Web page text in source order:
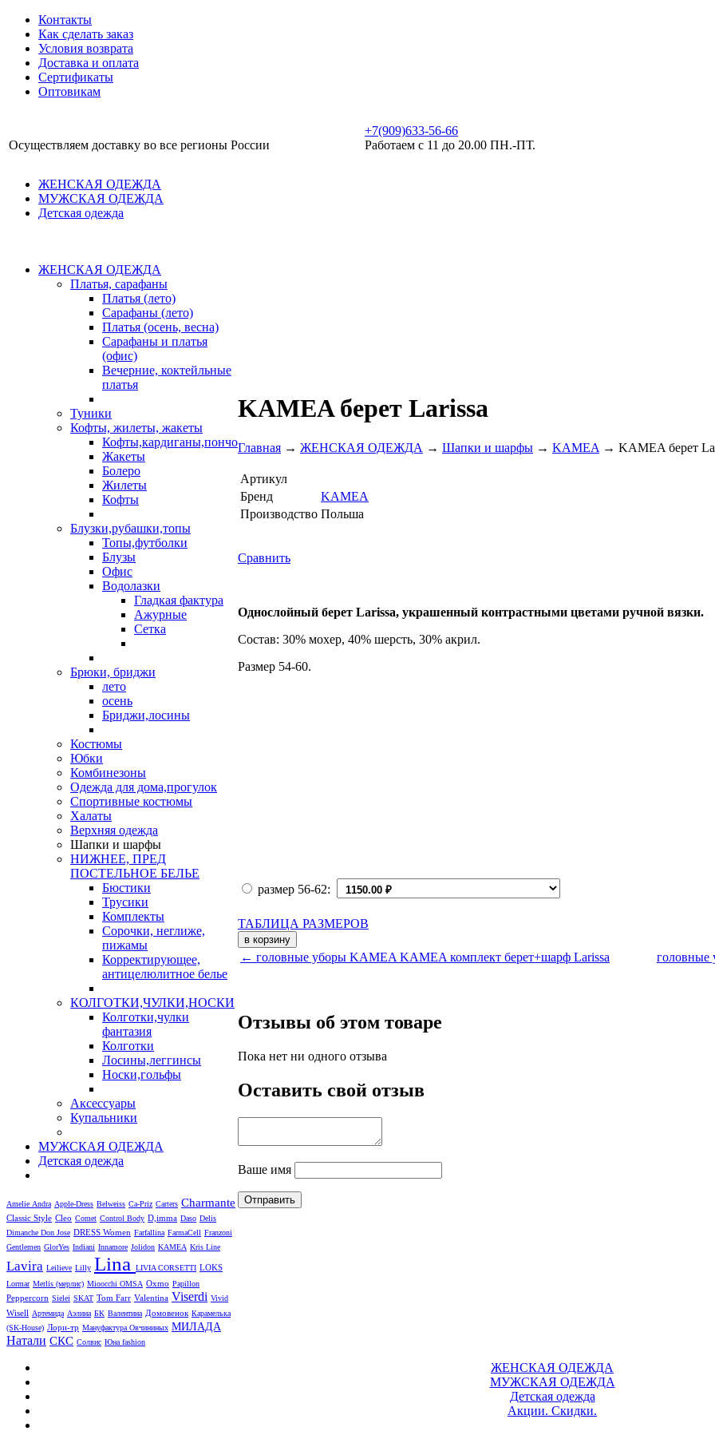
Контакты
Как сделать заказ
Условия возврата
Доставка и оплата
Сертификаты
Оптовикам
Осуществляем доставку во все регионы России
+7(909)633-56-66
Работаем с 11 до 20.00 ПН.-ПТ.
ЖЕНСКАЯ ОДЕЖДА
МУЖСКАЯ ОДЕЖДА
Детская одежда
ЖЕНСКАЯ ОДЕЖДА
Платья, сарафаны
Платья (лето)
Сарафаны (лето)
Платья (осень, весна)
Сарафаны и платья
(офис)
Вечерние, коктейльные
платья
Туники
Кофты, жилеты, жакеты
Кофты,кардиганы,пончо
Жакеты
Болеро
Жилеты
Кофты
Блузки,рубашки,топы
Топы,футболки
Блузы
Офис
Водолазки
Гладкая фактура
Ажурные
Сетка
Брюки, бриджи
лето
осень
Бриджи,лосины
Костюмы
Юбки
Комбинезоны
Одежда для дома,прогулок
Спортивные костюмы
Халаты
Верхняя одежда
Шапки и шарфы
НИЖНЕЕ, ПРЕД
ПОСТЕЛЬНОЕ БЕЛЬЕ
Бюстики
Трусики
Комплекты
Сорочки, неглиже,
пижамы
Корректирующее,
антицелюлитное белье
КОЛГОТКИ,ЧУЛКИ,НОСКИ
Колготки,чулки
фантазия
Колготки
Лосины,леггинсы
Носки,гольфы
Аксессуары
Купальники
МУЖСКАЯ ОДЕЖДА
Детская одежда
Amelie Andra Apple-Dress Belweiss Ca-Priz Carters Charmante
Classic Style Cleo Comet Control Body D,imma Daso Delis
Dimanche Don Jose DRESS Women Farfallina FarmaCell Franzoni
Gentlemen GlorYes Indiani Innamore Jolidon KAMEA Kris Line
Lavira Leilieve Lilly Lina LIVIA CORSETTI LOKS
Lormar Merlis (мерлис) Mioocchi OMSA Oxmo Papillon
Peppercorn Sielei SKAT Tom Farr Valentina Viserdi Vivid
Wisell Артемида Аэлина БК Валентина Домовенок Карамелька
(SK-House) Лори-тр Мануфактура Овчининых МИЛАДА
Натали СКС Солвис Юна fashion
KAMEA берет Larissa
Главная → ЖЕНСКАЯ ОДЕЖДА → Шапки и шарфы → KAMEA → KAMEA берет
Артикул
Бренд
KAMEA
Производство Польша
Сравнить
Однослойный берет Larissa, украшенный контрастными цветами ручной вязки.
Состав: 30% мохер, 40% шерсть, 30% акрил.
Размер 54-60.
размер 56-62:
ТАБЛИЦА РАЗМЕРОВ
← головные уборы KAMEA KAMEA комплект берет+шарф Larissa головные
Отзывы об этом товаре
Пока нет ни одного отзыва
Оставить свой отзыв
Ваше имя
ЖЕНСКАЯ ОДЕЖДА
МУЖСКАЯ ОДЕЖДА
Детская одежда
Акции. Скидки.